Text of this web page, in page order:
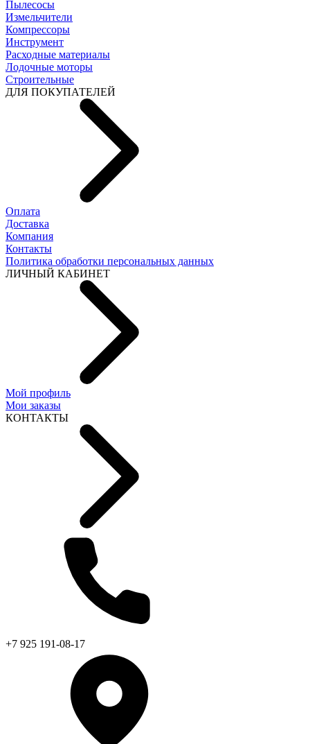
Пылесосы
Измельчители
Компрессоры
Инструмент
Расходные материалы
Лодочные моторы
Строительные
ДЛЯ ПОКУПАТЕЛЕЙ
Оплата
Доставка
Компания
Контакты
Политика обработки персональных данных
ЛИЧНЫЙ КАБИНЕТ
Мой профиль
Мои заказы
КОНТАКТЫ
+7 925 191-08-17